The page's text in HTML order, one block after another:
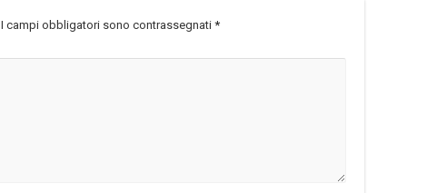
I campi obbligatori sono contrassegnati *